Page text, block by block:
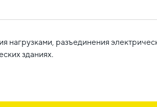
разъединения
зданиях.